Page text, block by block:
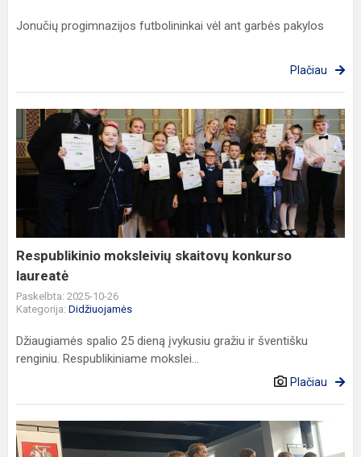
Jonučių progimnazijos futbolininkai vėl ant garbės pakylos
Plačiau
Respublikinio
moksleivių
skaitovų
konkurso
Respublikinio moksleivių skaitovų konkurso
laureatė
Paskelbta: 2025-10-26
Kategorija: Didžiuojamės
Džiaugiamės spalio 25 dieną įvykusiu gražiu ir šventišku
renginiu. Respublikiniame mokslei...
Plačiau
Nors
esi